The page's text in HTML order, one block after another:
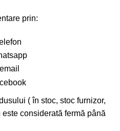
prin:
( în stoc, stoc furnizor,
considerată fermă până